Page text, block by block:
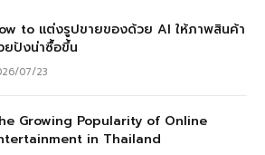
to แต่งรูปขายของด้วย AI ให้ภาพสินค้า
ยปังน่าซื้อขึ้น
07/23
Growing Popularity of Online
in Thailand